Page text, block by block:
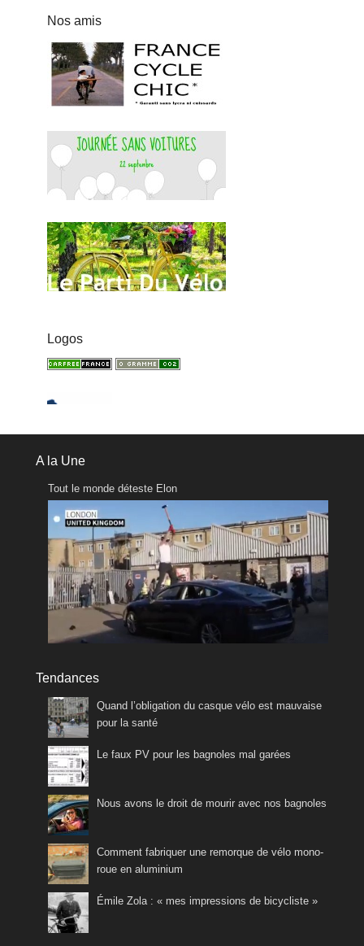
Nos amis
Logos
A la Une
Tout le monde déteste Elon
Tendances
Quand l’obligation du casque vélo est mauvaise
pour la santé
Le faux PV pour les bagnoles mal garées
Nous avons le droit de mourir avec nos bagnoles
Comment fabriquer une remorque de vélo mono-
roue en aluminium
Émile Zola : « mes impressions de bicycliste »